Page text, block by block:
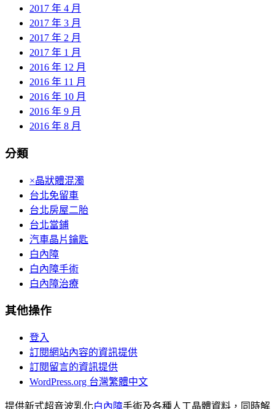
2017 年 4 月
2017 年 3 月
2017 年 2 月
2017 年 1 月
2016 年 12 月
2016 年 11 月
2016 年 10 月
2016 年 9 月
2016 年 8 月
分類
×晶狀體混濁
台北免留車
台北房屋二胎
台北當鋪
汽車晶片鑰匙
白內障
白內障手術
白內障治療
其他操作
登入
訂閱網站內容的資訊提供
訂閱留言的資訊提供
WordPress.org 台灣繁體中文
提供新式超音波乳化白內障手術及各種人工晶體資料，同時解